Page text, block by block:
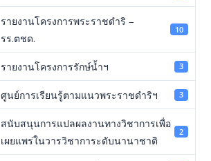
รายงานโครงการพระราชดำริ –
รร.ตชด.
10
รายงานโครงการรักษ์น้ำฯ 3
ศูนย์การเรียนรู้ตามแนวพระราชดำริฯ 3
สนับสนุนการแปลผลงานทางวิชาการเพื่อ
เผยแพร่ในวารวิชาการะดับนานาชาติ
2